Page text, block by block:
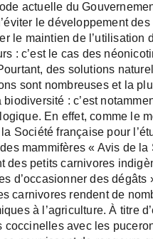
actuelle du
le développement
le maintien de l’utilisation
: c’est le cas des
des solutions
sont nombreuses et la
: c’est
En effet, comme le
Société française pour
mammifères « Avis de la
des petits carnivores
d’occasionner des dégâts
carnivores rendent de
à l’agriculture. À titre
coccinelles avec les